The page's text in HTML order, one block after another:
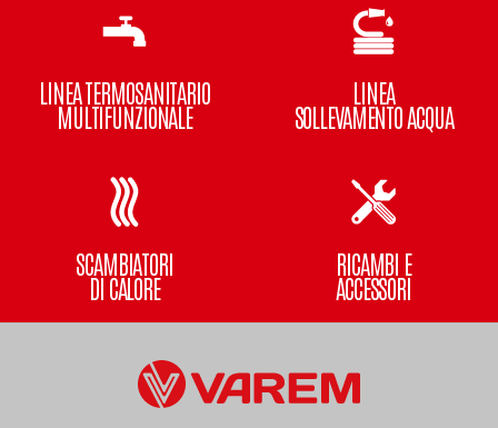
LINEA TERMOSANITARIO
MULTIFUNZIONALE
LINEA
SOLLEVAMENTO ACQUA
SCAMBIATORI
DI CALORE
RICAMBI E
ACCESSORI